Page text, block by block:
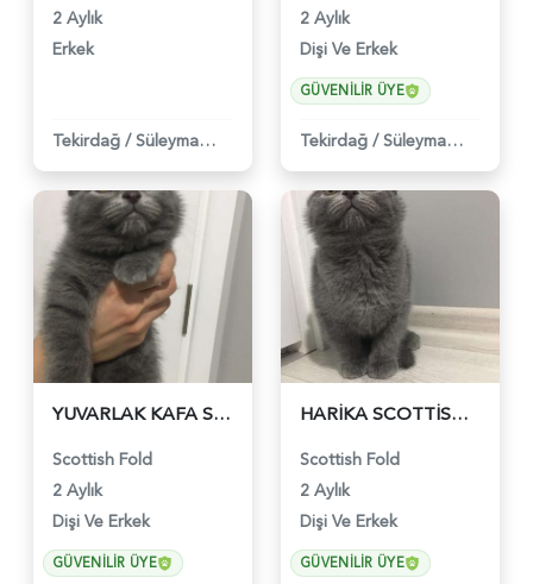
2 Aylık
Erkek
Tekirdağ / Süleymanpaşa
2 Aylık
Dişi Ve Erkek
GÜVENILIR ÜYE
Tekirdağ / Süleymanpaşa
YUVARLAK KAFA SCOTTİSH FOLD DİŞİ VE ERKEK - 454
Scottish Fold
2 Aylık
Dişi Ve Erkek
GÜVENILIR ÜYE
HARİKA SCOTTİSH FOLD YAVRULARIMIZ - 455
Scottish Fold
2 Aylık
Dişi Ve Erkek
GÜVENILIR ÜYE